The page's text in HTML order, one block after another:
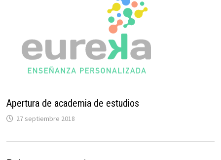
Apertura de academia de estudios
27 septiembre 2018